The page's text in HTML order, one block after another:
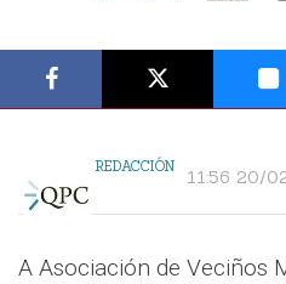
REDACCIÓN 11:56 20/
A Asociación de Veciños